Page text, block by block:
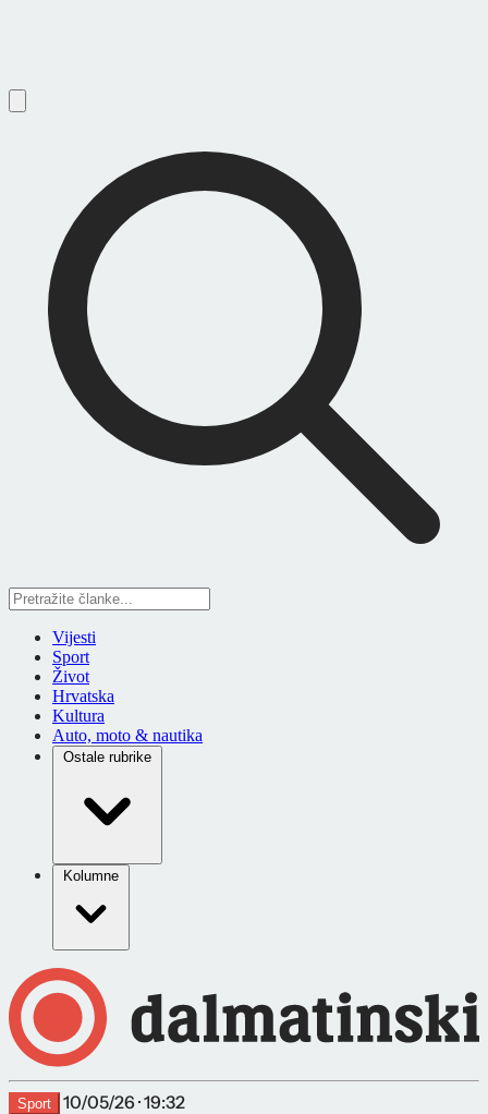
Vijesti
Sport
Život
Hrvatska
Kultura
Auto, moto & nautika
Ostale rubrike
Kolumne
Sport 10/05/26 · 19:32